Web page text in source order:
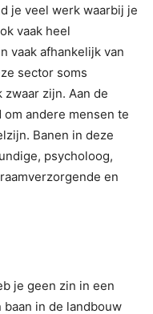
je veel werk waarbij je
vaak heel
vaak afhankelijk van
sector soms
zijn. Aan de
andere mensen te
Banen in deze
psycholoog,
en
je geen zin in een
baan in de landbouw